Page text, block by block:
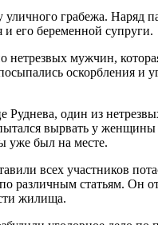
и его беременной супруги.
нетрезвых мужчин,
оскорбления
один из
вырвать у
уже был на месте.
всех участников
различным статьям.
жилища.